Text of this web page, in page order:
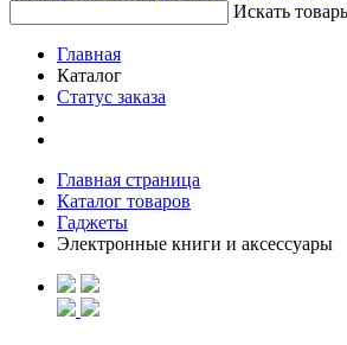
Искать
Главная
Каталог
Статус заказа
Главная страница
Каталог товаров
Гаджеты
Электронные книги и аксессуары